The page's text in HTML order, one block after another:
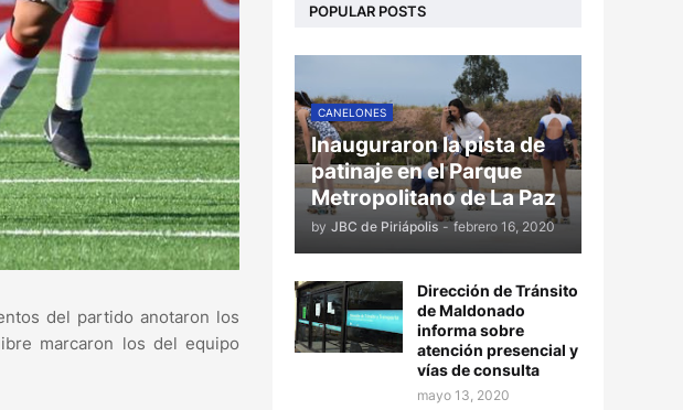
del partido anotaron los
marcaron los del equipo
POPULAR POSTS
CANELONES
Inauguraron la pista de
patinaje en el Parque
Metropolitano de La Paz
by JBC de Piriápolis - febrero 16, 2020
Dirección de Tránsito
de Maldonado
informa sobre
atención presencial y
vías de consulta
mayo 13, 2020